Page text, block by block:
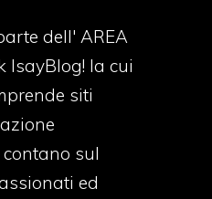
dell' AREA
IsayBlog! la cui
siti
sul
ed